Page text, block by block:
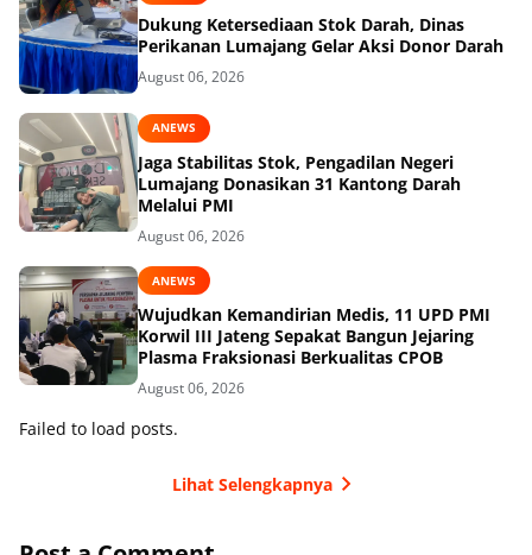
Dukung Ketersediaan Stok Darah, Dinas
Perikanan Lumajang Gelar Aksi Donor Darah
August 06, 2026
ANEWS
Jaga Stabilitas Stok, Pengadilan Negeri
Lumajang Donasikan 31 Kantong Darah
Melalui PMI
August 06, 2026
ANEWS
Wujudkan Kemandirian Medis, 11 UPD PMI
Korwil III Jateng Sepakat Bangun Jejaring
Plasma Fraksionasi Berkualitas CPOB
August 06, 2026
Failed to load posts.
Lihat Selengkapnya